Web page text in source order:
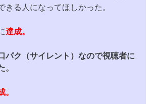
きる人になってほしかった。
達成。
パク（サイレント）なので視聴者に
。
。